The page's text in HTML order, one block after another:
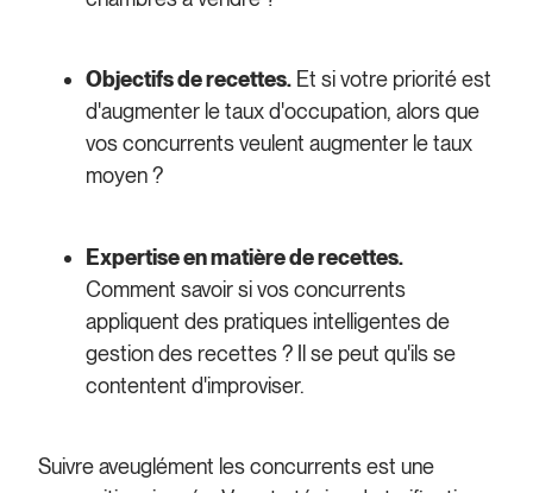
Objectifs de recettes. Et si votre priorité est
d'augmenter le taux d'occupation, alors que
vos concurrents veulent augmenter le taux
moyen ?
Expertise en matière de recettes.
Comment savoir si vos concurrents
appliquent des pratiques intelligentes de
gestion des recettes ? Il se peut qu'ils se
contentent d'improviser.
Suivre aveuglément les concurrents est une